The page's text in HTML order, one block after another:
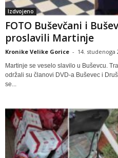
Izdvojeno
FOTO Buševčani i
proslavili Martinje
Kronike Velike Gorice - 14. studenoga
Martinje se veselo slavilo u Buševcu.
održali su članovi DVD-a Buševec i
se...